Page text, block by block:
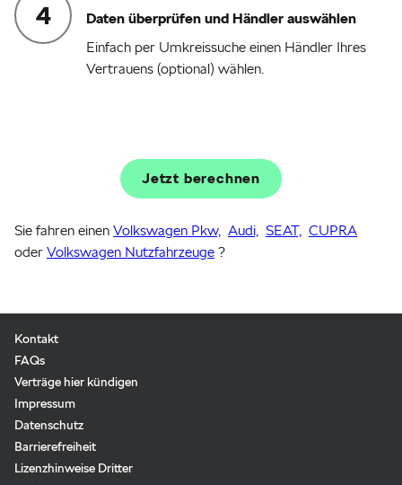
Daten überprüfen und Händler auswählen
Einfach per Umkreissuche einen Händler Ihres
Vertrauens (optional) wählen.
Jetzt berechnen
Sie fahren einen Volkswagen Pkw, Audi, SEAT, CUPRA
oder Volkswagen Nutzfahrzeuge ?
Kontakt
FAQs
Verträge hier kündigen
Impressum
Datenschutz
Barrierefreiheit
Lizenzhinweise Dritter